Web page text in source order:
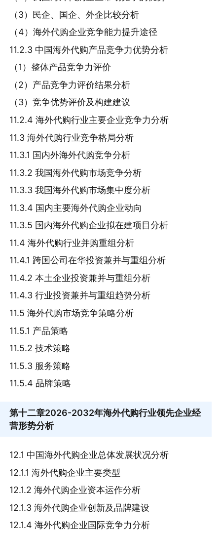
（3）民企、国企、外企比较分析
（4）海外代购企业竞争能力提升途径
11.2.3 中国海外代购产品竞争力优势分析
（1）整体产品竞争力评价
（2）产品竞争力评价结果分析
（3）竞争优势评价及构建建议
11.2.4 海外代购行业主要企业竞争力分析
11.3 海外代购行业竞争格局分析
11.3.1 国内外海外代购竞争分析
11.3.2 我国海外代购市场竞争分析
11.3.3 我国海外代购市场集中度分析
11.3.4 国内主要海外代购企业动向
11.3.5 国内海外代购企业拟在建项目分析
11.4 海外代购行业并购重组分析
11.4.1 跨国公司在华投资兼并与重组分析
11.4.2 本土企业投资兼并与重组分析
11.4.3 行业投资兼并与重组趋势分析
11.5 海外代购市场竞争策略分析
11.5.1 产品策略
11.5.2 技术策略
11.5.3 服务策略
11.5.4 品牌策略
第十二章2026-2032年海外代购行业领先企业经
营形势分析
12.1 中国海外代购企业总体发展状况分析
12.1.1 海外代购企业主要类型
12.1.2 海外代购企业资本运作分析
12.1.3 海外代购企业创新及品牌建设
12.1.4 海外代购企业国际竞争力分析